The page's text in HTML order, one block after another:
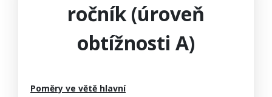
ročník (úroveň
obtížnosti A)
Poměry ve větě hlavní